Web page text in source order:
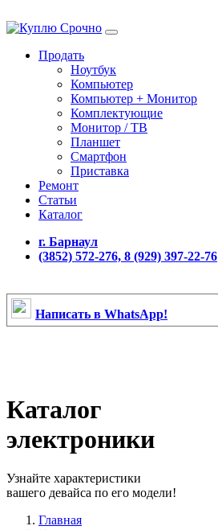
Продать
Ноутбук
Компьютер
Компьютер + Монитор
Комплектующие
Монитор / ТВ
Планшет
Смартфон
Приставка
Ремонт
Статьи
Каталог
г. Барнаул
(3852) 572-276, 8 (929) 397-22-76
Написать в WhatsApp!
Каталог
электроники
Узнайте характеристики
вашего девайса по его модели!
Главная